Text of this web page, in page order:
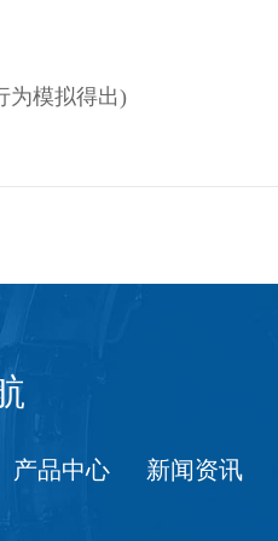
为模拟得出)
产品中心 新闻资讯